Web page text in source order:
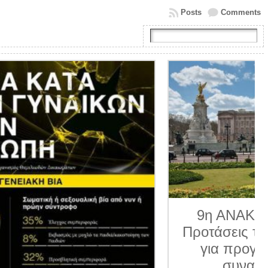
Comments
Posts
9η ΑΝΑΚΟΙΝΩΣΗ 2026.
Προτάσεις της Κοινο_Τοπίας
για προγραμματισμένα